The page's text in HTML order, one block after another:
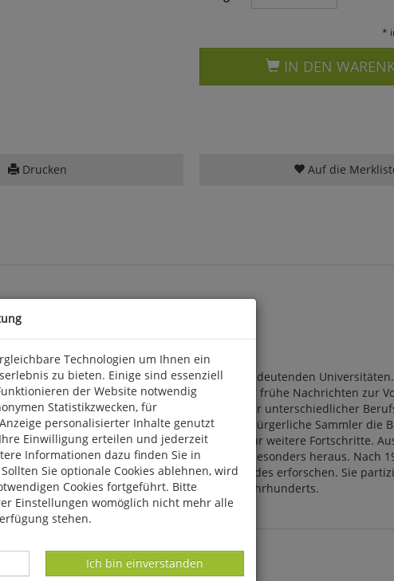
*
IN DEN
Drucken Auf die
stabilen staatlichen Strukturen und zwei bedeutenden
Deshalb verfügen wir schon über sehr frühe Nachrichten zur
wie auch professionelle Naturkundler unterschiedlicher
dann zunehmend Privatgelehrte und bürgerliche Sammler die
sächsischer/Sächsischer Ornithologen, für weitere Fortschritte.
Richard Heyder und Rudolf Zimmermann besonders heraus. Nach
Professionalisierung die Vogelwelt des Landes erforschen. Sie
Freizeitforschung im letzten Drittel des 20. Jahrhunderts.
Technologien um Ihnen ein
zu bieten. Einige sind essenziell
der Website notwendig
Statistikzwecken, für
personalisierter Inhalte genutzt
Einwilligung erteilen und jederzeit
Informationen dazu finden Sie in
Sie optionale Cookies ablehnen, wird
Cookies fortgeführt. Bitte
Einstellungen womöglich nicht mehr alle
stehen.
Datenverarbeitung -
Ich bin einverstanden